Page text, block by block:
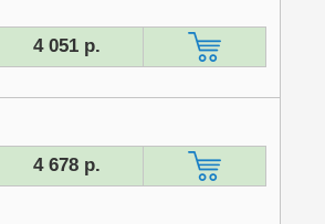
4 051 р.
4 678 р.